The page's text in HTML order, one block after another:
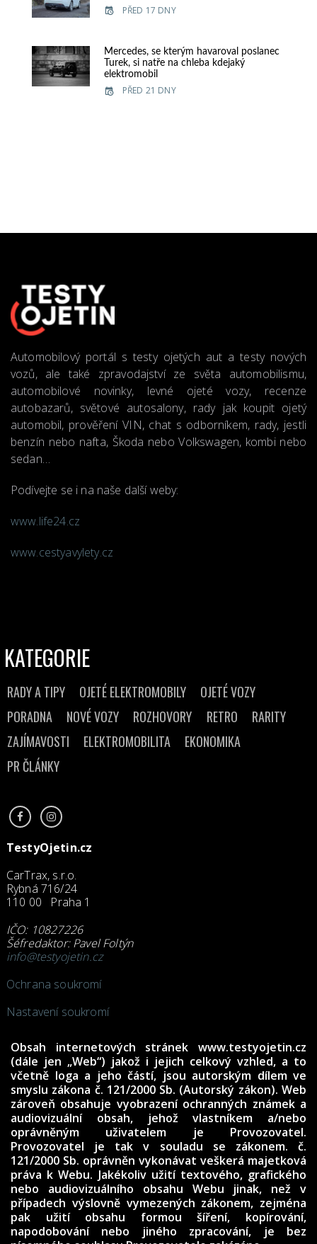
PŘED 17 DNY
Mercedes, se kterým havaroval poslanec
Turek, si natře na chleba kdejaký
elektromobil
PŘED 21 DNY
Automobilový portál s testy ojetých aut a testy nových
vozů, ale také zpravodajství ze světa automobilismu,
automobilové novinky, levné ojeté vozy, recenze
autobazarů, světové autosalony, rady jak koupit ojetý
automobil, prověření VIN, chat s odborníkem, rady, jestli
benzín nebo nafta, Škoda nebo Volkswagen, kombi nebo
sedan…
Podívejte se i na naše další weby:
www.life24.cz
www.cestyavylety.cz
KATEGORIE
RADY A TIPY OJETÉ ELEKTROMOBILY
OJETÉ VOZY
PORADNA
NOVÉ VOZY ROZHOVORY RETRO
RARITY
ZAJÍMAVOSTI
ELEKTROMOBILITA
EKONOMIKA
PR ČLÁNKY
TestyOjetin.cz
CarTrax, s.r.o.
Rybná 716/24
110 00 Praha 1
IČO: 10827226
Šéfredaktor: Pavel Foltýn
info@testyojetin.cz
Ochrana soukromí
Nastavení soukromí
Obsah internetových stránek www.testyojetin.cz
(dále jen „Web“) jakož i jejich celkový vzhled, a to
včetně loga a jeho částí, jsou autorským dílem ve
smyslu zákona č. 121/2000 Sb. (Autorský zákon). Web
zároveň obsahuje vyobrazení ochranných známek a
audiovizuální obsah, jehož vlastníkem a/nebo
oprávněným uživatelem je Provozovatel.
Provozovatel je tak v souladu se zákonem. č.
121/2000 Sb. oprávněn vykonávat veškerá majetková
práva k Webu. Jakékoliv užití textového, grafického
nebo audiovizuálního obsahu Webu jinak, než v
případech výslovně vymezených zákonem, zejména
pak užití obsahu formou šíření, kopírování,
napodobování nebo jiného zpracování, je bez